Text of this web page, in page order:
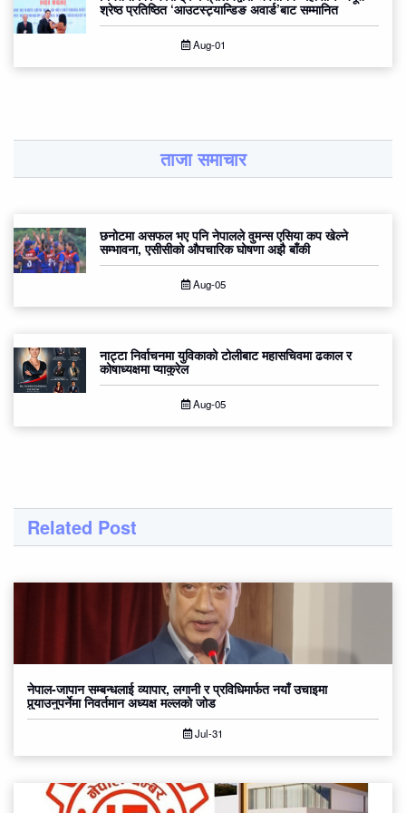
श्रेष्ठ प्रतिष्ठित ‘आउटस्ट्यान्डिङ अवार्ड’बाट सम्मानित
Aug-01
ताजा समाचार
छनोटमा असफल भए पनि नेपालले वुमन्स एसिया कप खेल्ने
सम्भावना, एसीसीको औपचारिक घोषणा अझै बाँकी
Aug-05
नाट्टा निर्वाचनमा युविकाको टोलीबाट महासचिवमा ढकाल र
कोषाध्यक्षमा प्याकुरेल
Aug-05
Related Post
नेपाल-जापान सम्बन्धलाई व्यापार, लगानी र प्रविधिमार्फत नयाँ उचाइमा
पुर्‍याउनुपर्नेमा निवर्तमान अध्यक्ष मल्लको जोड
Jul-31